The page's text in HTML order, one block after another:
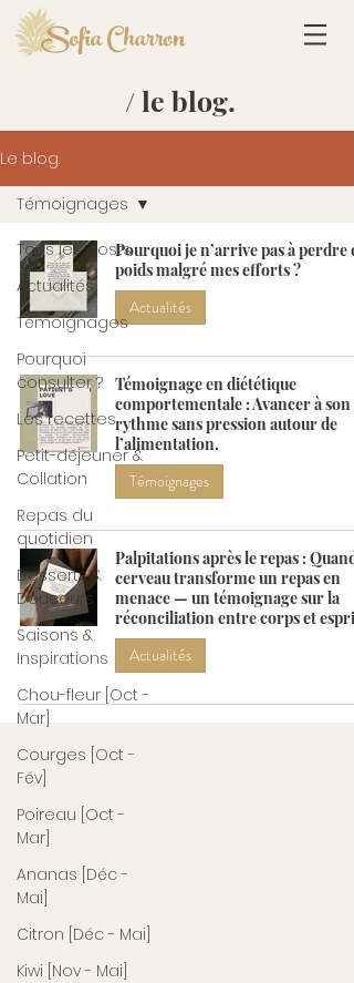
Sofia Charron
/ le blog.
Le blog.
Tous les posts
Actualités
Témoignages
Pourquoi
consulter ?
Les recettes
Petit-déjeuner &
Collation
Repas du
quotidien
Desserts &
Douceurs
Saisons &
Inspirations
Chou-fleur [Oct -
Mar]
Courges [Oct -
Fév]
Poireau [Oct -
Mar]
Ananas [Déc -
Mai]
Citron [Déc - Mai]
Kiwi [Nov - Mai]
Témoignages
Pourquoi je n’arrive pas à perdre
poids malgré mes efforts ?
Actualités
Témoignage en diététique
comportementale : Avancer à son
rythme sans pression autour de
l’alimentation.
Témoignages
Palpitations après le repas : Quand
cerveau transforme un repas en
menace — un témoignage sur la
réconciliation entre corps et esprit
Actualités